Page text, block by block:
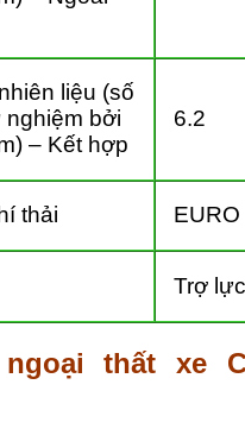
liệu (số
nghiệm bởi
– Kết hợp
6.2
thải EURO
Trợ
thất xe